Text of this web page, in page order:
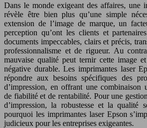
Dans le monde exigeant des affaires, une
révèle être bien plus qu’une simple
extension de l’image de marque, un
perception qu’ont les clients et
documents impeccables, clairs et précis,
professionnalisme et de rigueur. Au
mauvaise qualité peut ternir cette image
négative durable. Les imprimantes laser
répondre aux besoins spécifiques des
d’impression, en offrant une combinaison
de fiabilité et de rentabilité. Pour une
d’impression, la robustesse et la qualité
pourquoi les imprimantes laser Epson
judicieux pour les entreprises exigeantes.